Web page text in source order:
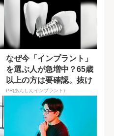
なぜ今「インプラント」
を選ぶ人が急増中？65歳
以上の方は要確認。抜け
た歯の放置は...
PR(あんしんインプラント)